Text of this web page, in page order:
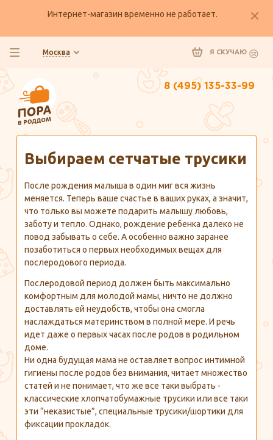
Интернет-магазин временно не работает.
Москва Я СКУЧАЮ
8 (495) 135-33-99
Выбираем сетчатые трусики
После рождения малыша в один миг вся жизнь
меняется. Теперь ваше счастье в ваших руках, а значит,
что только вы можете подарить малышу любовь,
заботу и тепло. Однако, рождение ребенка далеко не
повод забывать о себе. А особенно важно заранее
позаботиться о первых необходимых вещах для
послеродового периода.
Послеродовой период должен быть максимально
комфортным для молодой мамы, ничто не должно
доставлять ей неудобств, чтобы она смогла
наслаждаться материнством в полной мере. И речь
идет даже о первых часах после родов в родильном
доме.
Ни одна будущая мама не оставляет вопрос интимной
гигиены после родов без внимания, читает множество
статей и не понимает, что же все таки выбрать -
классические хлопчатобумажные трусики или все таки
эти “неказистые”, специальные трусики/шортики для
фиксации прокладок.